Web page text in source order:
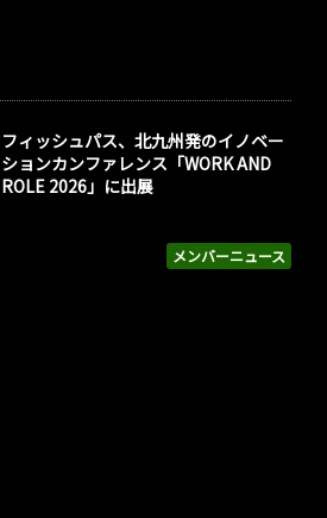
メンバーニュース
フィッシュパス、北九州発のイノベー
ションカンファレンス「WORK AND
ROLE 2026」に出展